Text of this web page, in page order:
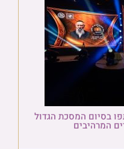
בסיום המסכת הגדול
המרהיבים